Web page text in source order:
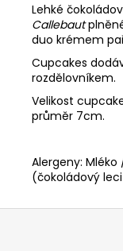
Lehké
Callebaut
duo krémem
Cupcakes
rozdělovníkem.
Velikost
průměr 7cm.
Alergeny: Mléko
(čokoládový
Z